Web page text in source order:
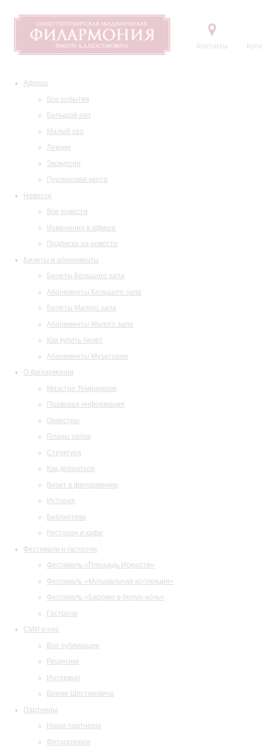
Контакты
Афиша
Все события
Большой зал
Малый зал
Лекции
Экскурсии
Пушкинская карта
Новости
Все новости
Изменения в афише
Подписка на новости
Билеты и абонементы
Билеты Большого зала
Абонементы Большого зала
Билеты Малого зала
Абонементы Малого зала
Как купить билет
Абонементы Музитория
О филармонии
Маэстро Темирканов
Правовая информация
Оркестры
Планы залов
Структура
Как добраться
Визит в филармонию
История
Библиотека
Ресторан и кафе
Фестивали и гастроли
Фестиваль «Площадь Искусств»
Фестиваль «Музыкальная коллекция»
Фестиваль «Барокко в белую ночь»
Гастроли
СМИ о нас
Все публикации
Рецензии
Интервью
Время Шостаковича
Партнеры
Наши партнеры
Фотогалерея